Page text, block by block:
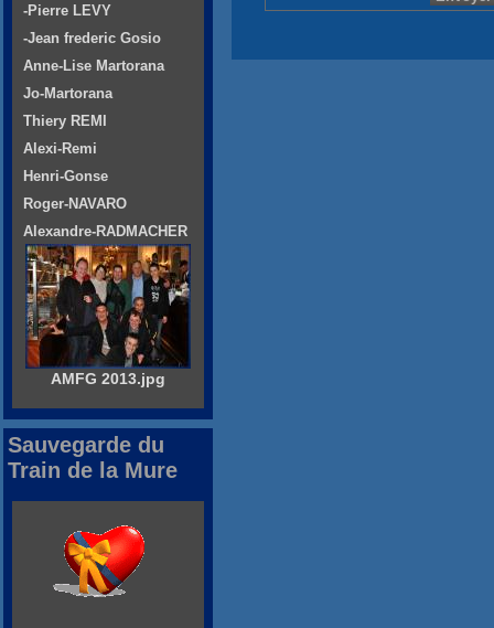
-Pierre LEVY
-Jean frederic Gosio
Anne-Lise Martorana
Jo-Martorana
Thiery REMI
Alexi-Remi
Henri-Gonse
Roger-NAVARO
Alexandre-RADMACHER
AMFG 2013.jpg
Sauvegarde du
Train de la Mure